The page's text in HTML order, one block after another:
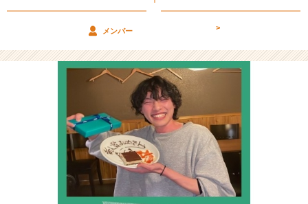
P
C
T
I
の
タ
イ
ム
ラ
イ
メンバー >